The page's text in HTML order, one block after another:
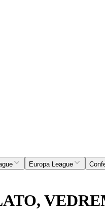
Europa League